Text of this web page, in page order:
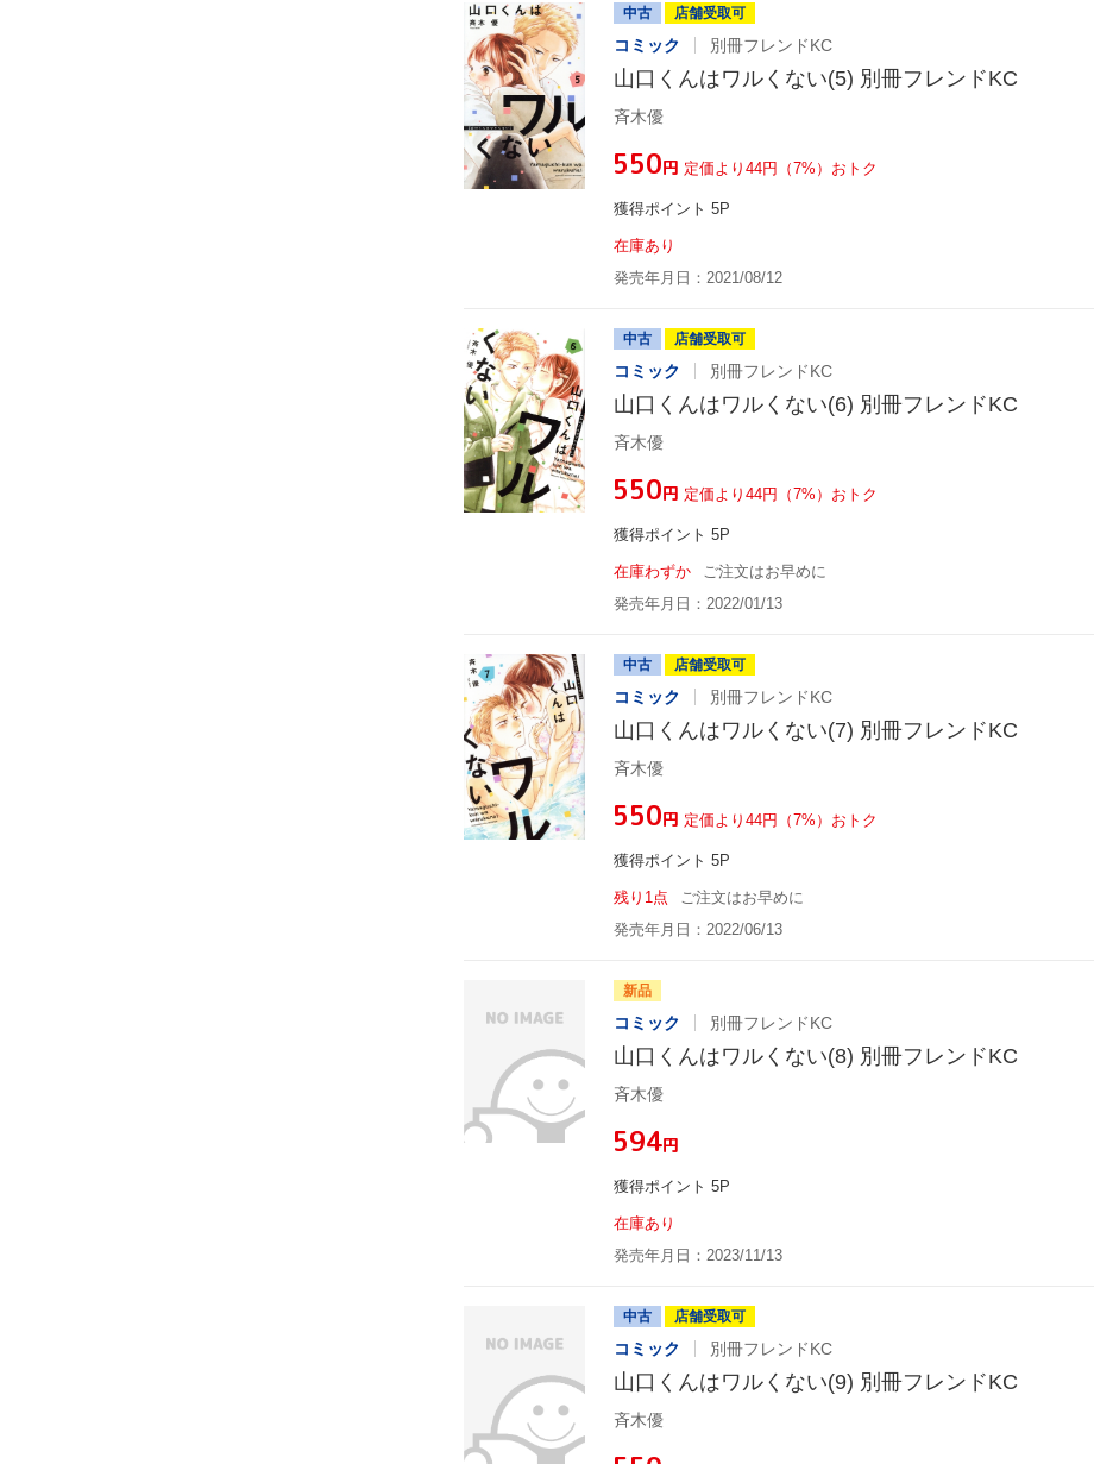
中古 店舗受取可
コミック 別冊フレンドKC
山口くんはワルくない(5) 別冊フレンドKC
斉木優
¥550円 定価より44円（7%）おトク
獲得ポイント 5P
在庫あり
発売年月日：2021/08/12
中古 店舗受取可
コミック 別冊フレンドKC
山口くんはワルくない(6) 別冊フレンドKC
斉木優
¥550円 定価より44円（7%）おトク
獲得ポイント 5P
在庫わずか
ご注文はお早めに
発売年月日：2022/01/13
中古 店舗受取可
コミック 別冊フレンドKC
山口くんはワルくない(7) 別冊フレンドKC
斉木優
¥550円 定価より44円（7%）おトク
獲得ポイント 5P
残り1点
ご注文はお早めに
発売年月日：2022/06/13
新品
コミック 別冊フレンドKC
山口くんはワルくない(8) 別冊フレンドKC
斉木優
¥594円
獲得ポイント 5P
在庫あり
発売年月日：2023/11/13
中古 店舗受取可
コミック 別冊フレンドKC
山口くんはワルくない(9) 別冊フレンドKC
斉木優